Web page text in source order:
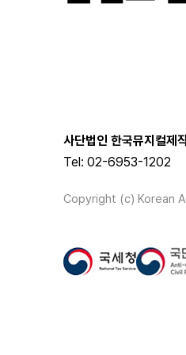
사단법인 한국뮤지컬제
Tel: 02-6953-1202
Copyright (c) Korean